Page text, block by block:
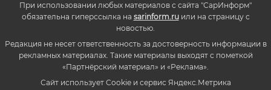
При использовании любых материалов с сайта "СарИнформ"
обязательна гиперссылка на sarinform.ruили на страницу с
новостью.
Редакция не несет ответственность за достоверность информации в
рекламных материалах. Такие материалы выходят с пометкой
«Партнёрский материал» и «Реклама».
Сайт использует Cookie и сервиc Яндекс.Метрика